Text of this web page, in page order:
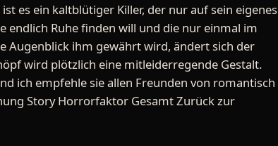
es ein kaltblütiger Killer, der nur auf sein eigenes
endlich Ruhe finden will und die nur einmal im
Augenblick ihm gewährt wird, ändert sich der
wird plötzlich eine mitleiderregende Gestalt.
ich empfehle sie allen Freunden von romantisch
Story Horrorfaktor Gesamt Zurück zur